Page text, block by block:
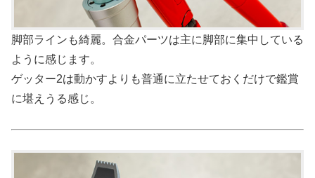
脚部ラインも綺麗。合金パーツは主に脚部に集中している
ように感じます。
ゲッター2は動かすよりも普通に立たせておくだけで鑑賞
に堪えうる感じ。